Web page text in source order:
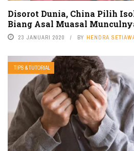
Disorot Dunia, China Pilih
Biang Asal Muasal
23 JANUARI 2020 BY HENDRA
TIPS & TUTORIAL